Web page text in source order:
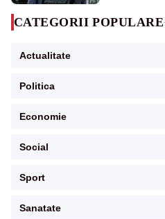
CATEGORII POPULARE
Actualitate
Politica
Economie
Social
Sport
Sanatate